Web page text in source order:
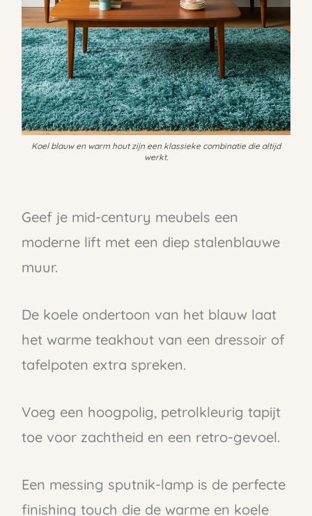
Koel blauw en warm hout zijn een klassieke combinatie die altijd
werkt.
Geef je mid-century meubels een
moderne lift met een diep stalenblauwe
muur.
De koele ondertoon van het blauw laat
het warme teakhout van een dressoir of
tafelpoten extra spreken.
Voeg een hoogpolig, petrolkleurig tapijt
toe voor zachtheid en een retro-gevoel.
Een messing sputnik-lamp is de perfecte
finishing touch die de warme en koele